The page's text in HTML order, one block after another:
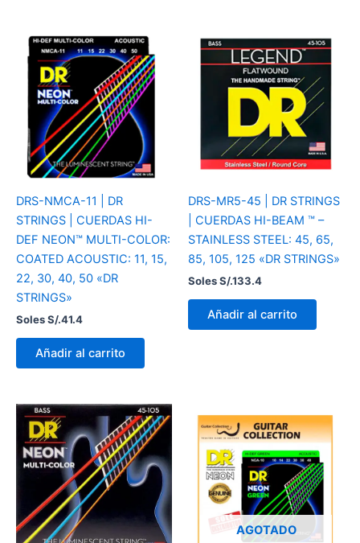
DRS-NMCA-11 | DR
STRINGS | CUERDAS HI-
DEF NEON™ MULTI-COLOR:
COATED ACOUSTIC: 11, 15,
22, 30, 40, 50 «DR
STRINGS»
Soles S/.41.4
Añadir al carrito
DRS-MR5-45 | DR STRINGS
| CUERDAS HI-BEAM ™ –
STAINLESS STEEL: 45, 65,
85, 105, 125 «DR STRINGS»
Soles S/.133.4
Añadir al carrito
AGOTADO